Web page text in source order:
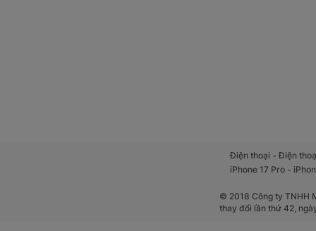
Điện thoại -Điện
iPhone 17 Pro -
© 2018 Công ty TNHH
thay đổi lần thứ 42,